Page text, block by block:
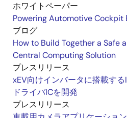
ホワイトペーパー
Powering Automotive Cockpit
ブログ
How to Build Together a Safe
Central Computing Solution
プレスリリース
xEV向けインバータに搭載する
ドライバICを開発
プレスリリース